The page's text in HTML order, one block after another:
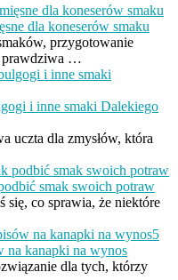
dla koneserów smaku
przygotowanie
prawdziwa …
i inne smaki Dalekiego
uczta dla zmysłów, która
smak swoich potraw
się, co sprawia, że niektóre
5
na kanapki na wynos
dla tych, którzy